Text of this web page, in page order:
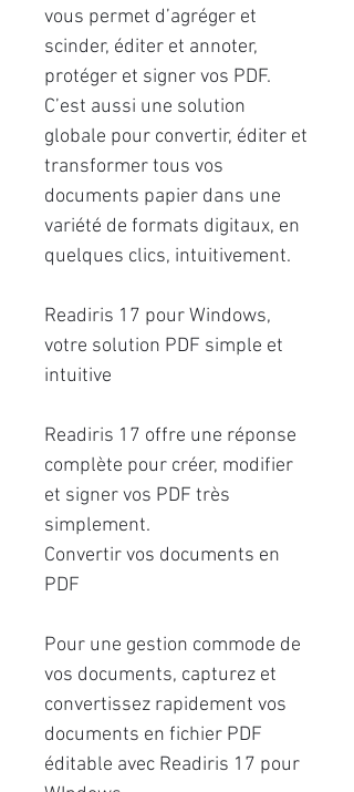
vous permet d’agréger et
scinder, éditer et annoter,
protéger et signer vos PDF.
C’est aussi une solution
globale pour convertir, éditer et
transformer tous vos
documents papier dans une
variété de formats digitaux, en
quelques clics, intuitivement.
Readiris 17 pour Windows,
votre solution PDF simple et
intuitive
Readiris 17 offre une réponse
complète pour créer, modifier
et signer vos PDF très
simplement.
Convertir vos documents en
PDF
Pour une gestion commode de
vos documents, capturez et
convertissez rapidement vos
documents en fichier PDF
éditable avec Readiris 17 pour